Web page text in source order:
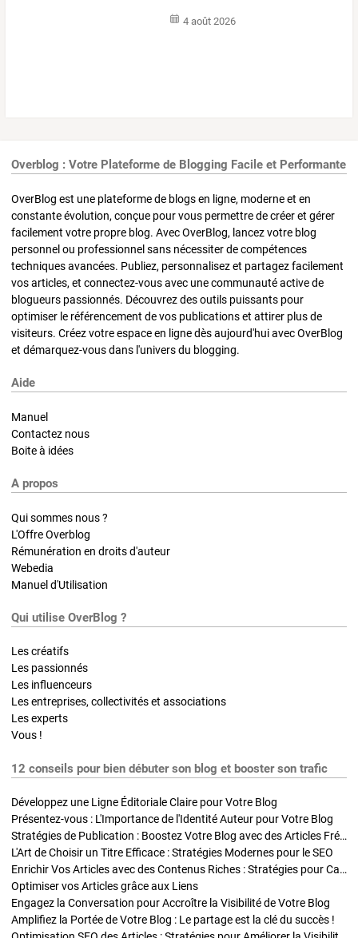
4 août 2026
Overblog : Votre Plateforme de Blogging Facile et Performante
OverBlog est une plateforme de blogs en ligne, moderne et en
constante évolution, conçue pour vous permettre de créer et gérer
facilement votre propre blog. Avec OverBlog, lancez votre blog
personnel ou professionnel sans nécessiter de compétences
techniques avancées. Publiez, personnalisez et partagez facilement
vos articles, et connectez-vous avec une communauté active de
blogueurs passionnés. Découvrez des outils puissants pour
optimiser le référencement de vos publications et attirer plus de
visiteurs. Créez votre espace en ligne dès aujourd'hui avec OverBlog
et démarquez-vous dans l'univers du blogging.
Aide
Manuel
Contactez nous
Boite à idées
A propos
Qui sommes nous ?
L'Offre Overblog
Rémunération en droits d'auteur
Webedia
Manuel d'Utilisation
Qui utilise OverBlog ?
Les créatifs
Les passionnés
Les influenceurs
Les entreprises, collectivités et associations
Les experts
Vous !
12 conseils pour bien débuter son blog et booster son trafic
Développez une Ligne Éditoriale Claire pour Votre Blog
Présentez-vous : L'Importance de l'Identité Auteur pour Votre Blog
Stratégies de Publication : Boostez Votre Blog avec des Articles Fréquents et Exclusifs
L'Art de Choisir un Titre Efficace : Stratégies Modernes pour le SEO
Enrichir Vos Articles avec des Contenus Riches : Stratégies pour Captiver et Optimiser
Optimiser vos Articles grâce aux Liens
Engagez la Conversation pour Accroître la Visibilité de Votre Blog
Amplifiez la Portée de Votre Blog : Le partage est la clé du succès !